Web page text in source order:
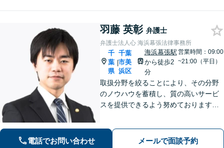
可】「後遺障害の等級認定に
通院に関するアドバイスも！
【休日・夜間面談可】
羽藤 英彰 弁護士
弁護士法人心 海浜幕張法律事務所
千
葉
県
|
千葉
市美
浜区
海浜幕張駅
から徒歩2
分
営業時間：09:00
~21:00（平日）
取扱分野を絞ることにより、その分野
のノウハウを蓄積し、質の高いサービ
スを提供できるよう努めております。
電話でお問い合わせ メールで面談予約